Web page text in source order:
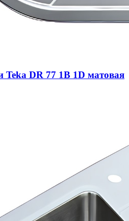
DR 77 1B 1D матовая